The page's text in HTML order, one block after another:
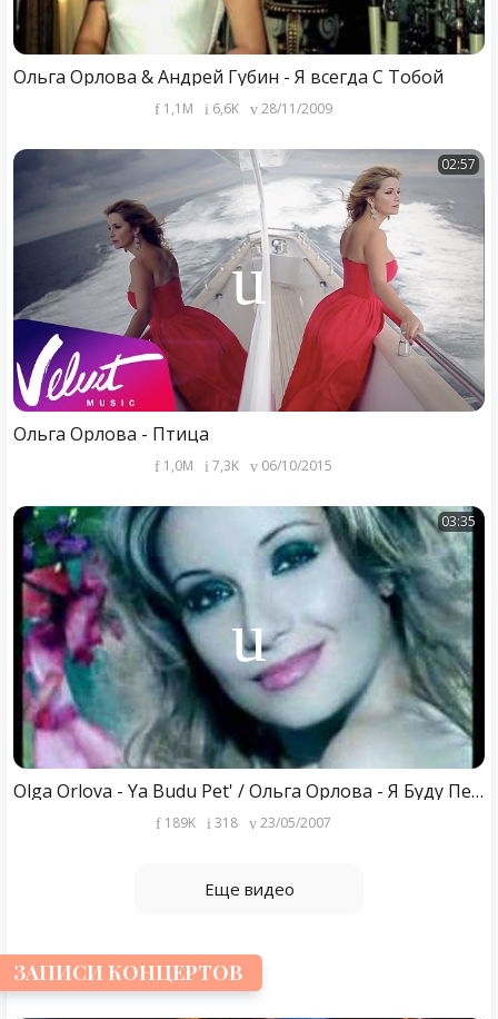
Ольга Орлова & Андрей Губин - Я всегда С Тобой
1,1M 6,6K 28/11/2009
02:57
Ольга Орлова - Птица
1,0M 7,3K 06/10/2015
03:35
Olga Orlova - Ya Budu Pet' / Ольга Орлова - Я Буду Петь
189K 318 23/05/2007
Еще видео
ЗАПИСИ КОНЦЕРТОВ